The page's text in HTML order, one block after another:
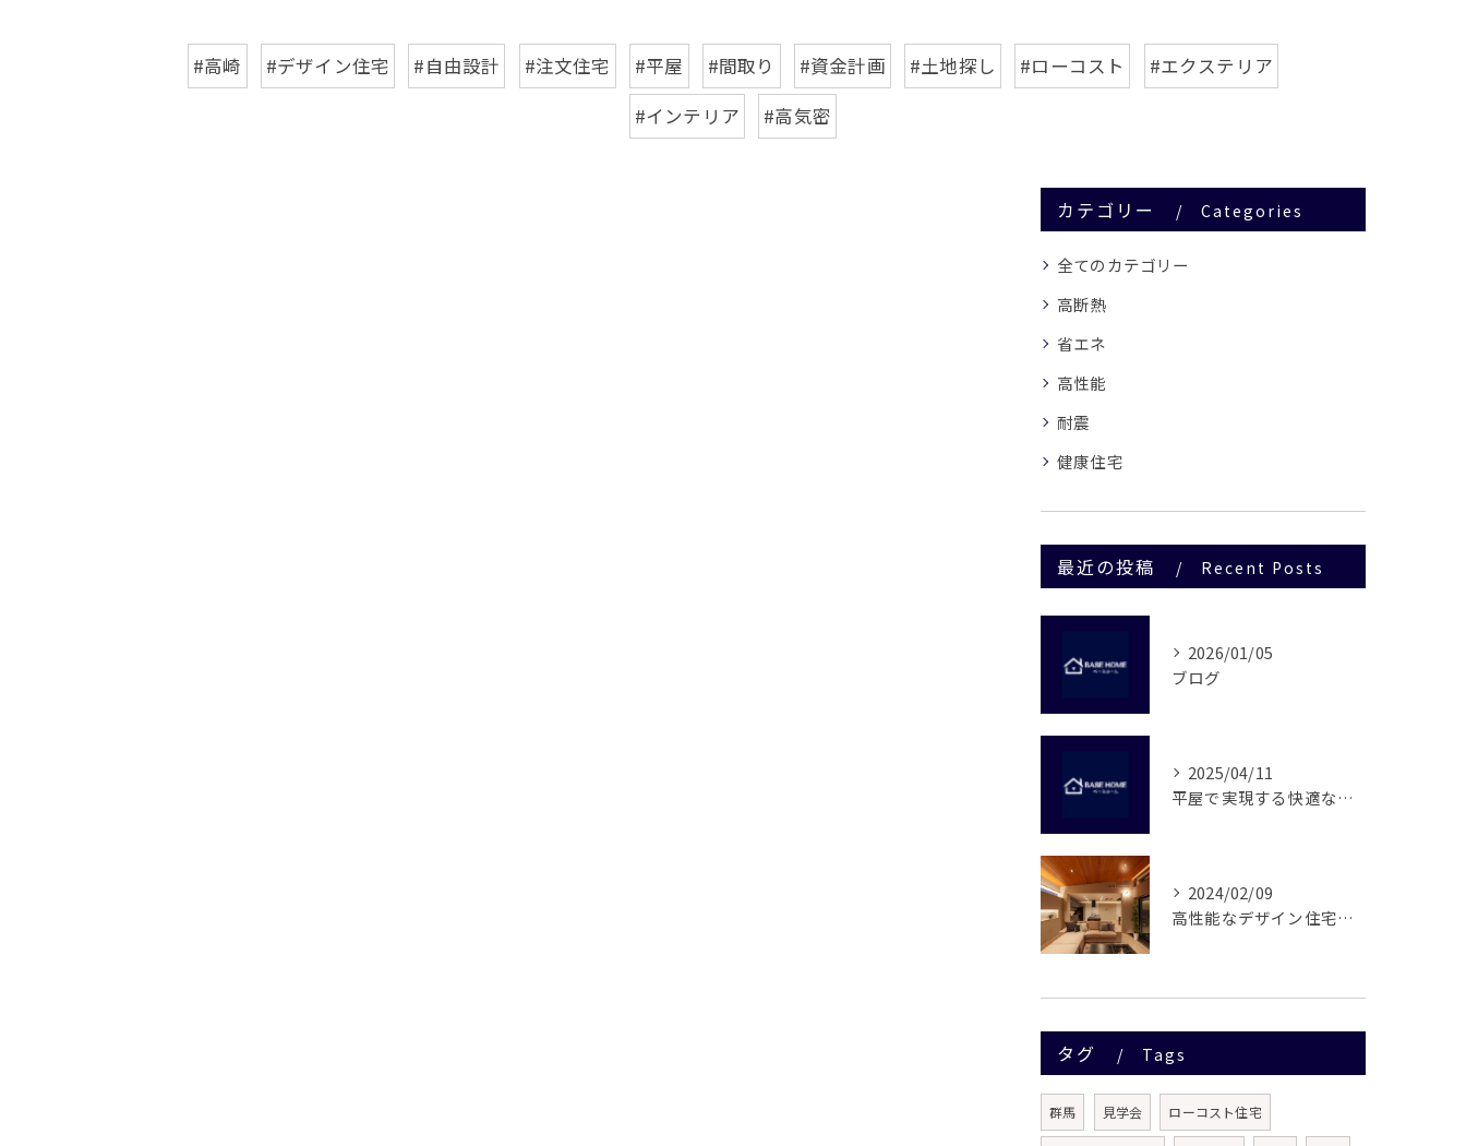
#高崎 #デザイン住宅 #自由設計 #注文住宅 #平屋 #間取り #資金計画 #土地探し #ローコスト
#エクステリア
#インテリア
#高気密
カテゴリー Categories
全てのカテゴリー
高断熱
省エネ
高性能
耐震
健康住宅
最近の投稿 Recent Posts
2026/01/05
ブログ
2025/04/11
平屋で実現する快適な住まい
2024/02/09
高性能なデザイン住宅で暖かく過ごしませんか？
タグ Tags
群馬 見学会 ローコスト住宅